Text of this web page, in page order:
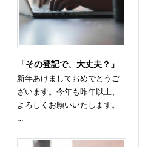
「その登記で、大丈夫？」
新年あけましておめでとうご
ざいます。今年も昨年以上、
よろしくお願いいたします。
…